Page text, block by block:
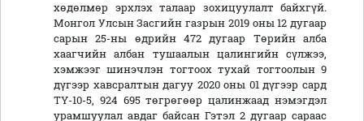
хөдөлмөр эрхлэх талаар зохицуулалт байхгүй.
Монгол Улсын Засгийн газрын 2019 оны 12 дугаар
сарын 25-ны өдрийн 472 дугаар Төрийн алба
хаагчийн албан тушаалын цалингийн сүлжээ,
хэмжээг шинэчлэн тогтоох тухай тогтоолын 9
дүгээр хавсралтын дагуу 2020 оны 01 дүгээр сард
TY-10-5, 924 695 төгрөгөөр цалинжаад нэмэгдэл
урамшуулал авдаг байсан Гэтэл 2 дугаар сараас